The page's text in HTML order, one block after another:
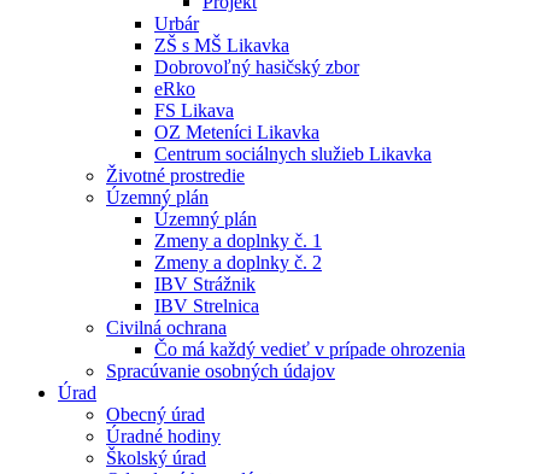
Urbár
ZŠ s MŠ Likavka
Dobrovoľný hasičský zbor
eRko
FS Likava
OZ Meteníci Likavka
Centrum sociálnych služieb Likavka
Životné prostredie
Územný plán
Územný plán
Zmeny a doplnky č. 1
Zmeny a doplnky č. 2
IBV Strážnik
IBV Strelnica
Civilná ochrana
Čo má každý vedieť v prípade ohrozenia
Spracúvanie osobných údajov
Úrad
Obecný úrad
Úradné hodiny
Školský úrad